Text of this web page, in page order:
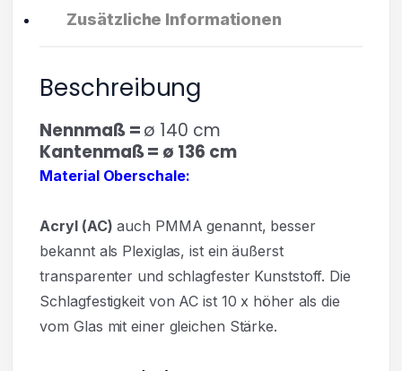
Zusätzliche Informationen
Beschreibung
Nennmaß =ø 140 cm
Kantenmaß = ø 136 cm
Material Oberschale:
Acryl (AC) auch PMMA genannt, besser
bekannt als Plexiglas, ist ein äußerst
transparenter und schlagfester Kunststoff. Die
Schlagfestigkeit von AC ist 10 x höher als die
vom Glas mit einer gleichen Stärke.